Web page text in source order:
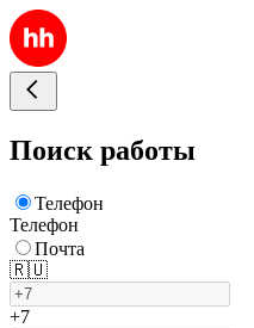
Поиск работы
Телефон
Телефон
Почта
🇷🇺
+7